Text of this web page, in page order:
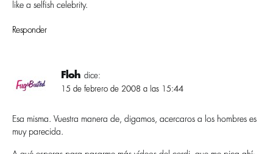
like a selfish celebrity.
Responder
Floh dice:
15 de febrero de 2008 a las 15:44
Esa misma. Vuestra manera de, digamos, acercaros a los hombres es
muy parecida.